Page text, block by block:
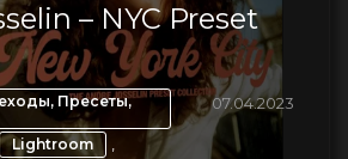
– NYC Preset
Пресеты,
Lightroom ,
07.04.2023